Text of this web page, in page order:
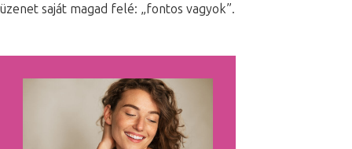
üzenet saját magad felé: „fontos vagyok”.